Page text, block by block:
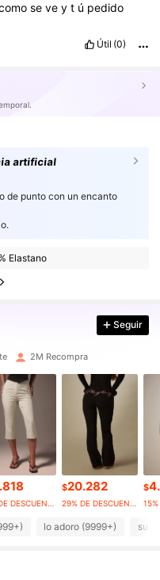
seveyt ú pedido
Útil (0)
artificial
de punto con un encanto
Elastano
Seguir
2M Recompra
15% DE DESCUENTO
$20.282
29% DE DESCUENTO
$
lo adoro (9999+)